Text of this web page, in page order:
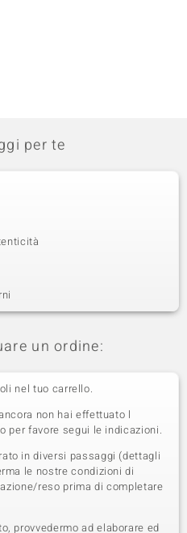
per te
un ordine:
nel tuo carrello.
non hai effettuato l
per favore segui le indicazioni.
in diversi passaggi (dettagli
le nostre condizioni di
reso prima di completare
provvedermo ad elaborare ed